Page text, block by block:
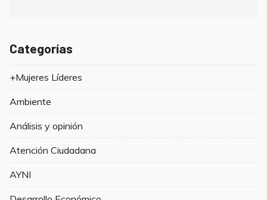
Categorías
+Mujeres Líderes
Ambiente
Análisis y opinión
Atención Ciudadana
AYNI